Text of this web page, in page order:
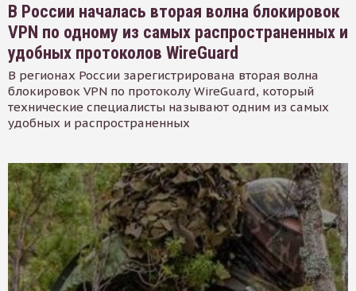
В России началась вторая волна блокировок
VPN по одному из самых распространенных и
удобных протоколов WireGuard
В регионах России зарегистрирована вторая волна
блокировок VPN по протоколу WireGuard, который
технические специалисты называют одним из самых
удобных и распространенных